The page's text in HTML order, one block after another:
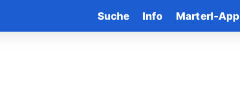
Suche Info Marterl-App